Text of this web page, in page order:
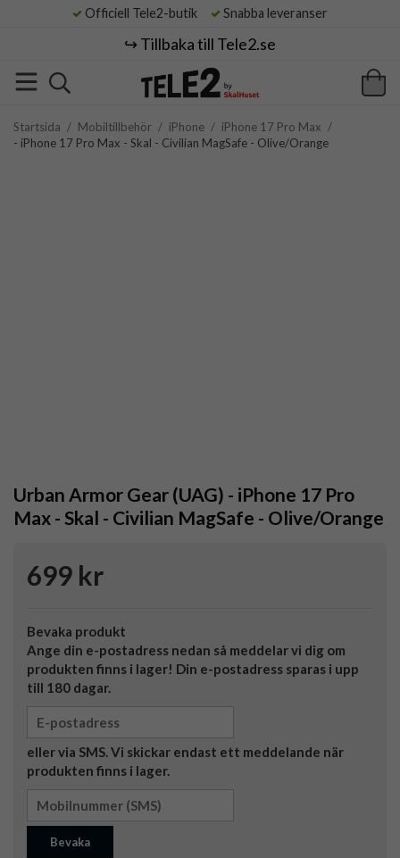
Officiell Tele2-butik Snabba leveranser
↪️ Tillbaka till Tele2.se
Startsida / Mobiltillbehör / iPhone / iPhone 17 Pro Max /
- iPhone 17 Pro Max - Skal - Civilian MagSafe - Olive/Orange
Urban Armor Gear (UAG) - iPhone 17 Pro
Max - Skal - Civilian MagSafe - Olive/Orange
699 kr
Bevaka produkt
Ange din e-postadress nedan så meddelar vi dig om
produkten finns i lager! Din e-postadress sparas i upp
till 180 dagar.
eller via SMS. Vi skickar endast ett meddelande när
produkten finns i lager.
Bevaka